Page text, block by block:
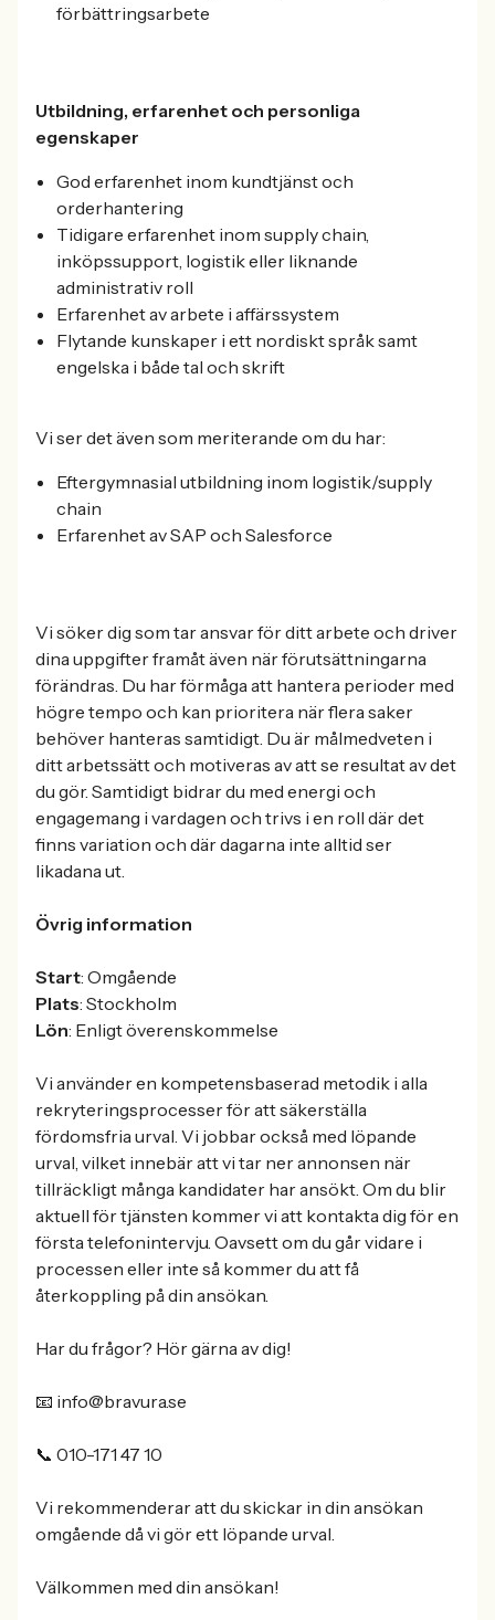
förbättringsarbete
Utbildning, erfarenhet och personliga
egenskaper
God erfarenhet inom kundtjänst och
orderhantering
Tidigare erfarenhet inom supply chain,
inköpssupport, logistik eller liknande
administrativ roll
Erfarenhet av arbete i affärssystem
Flytande kunskaper i ett nordiskt språk samt
engelska i både tal och skrift
Vi ser det även som meriterande om du har:
Eftergymnasial utbildning inom logistik/supply
chain
Erfarenhet av SAP och Salesforce
Vi söker dig som tar ansvar för ditt arbete och driver
dina uppgifter framåt även när förutsättningarna
förändras. Du har förmåga att hantera perioder med
högre tempo och kan prioritera när flera saker
behöver hanteras samtidigt. Du är målmedveten i
ditt arbetssätt och motiveras av att se resultat av det
du gör. Samtidigt bidrar du med energi och
engagemang i vardagen och trivs i en roll där det
finns variation och där dagarna inte alltid ser
likadana ut.
Övrig information
Start: Omgående
Plats: Stockholm
Lön: Enligt överenskommelse
Vi använder en kompetensbaserad metodik i alla
rekryteringsprocesser för att säkerställa
fördomsfria urval. Vi jobbar också med löpande
urval, vilket innebär att vi tar ner annonsen när
tillräckligt många kandidater har ansökt. Om du blir
aktuell för tjänsten kommer vi att kontakta dig för en
första telefonintervju. Oavsett om du går vidare i
processen eller inte så kommer du att få
återkoppling på din ansökan.
Har du frågor? Hör gärna av dig!
📧 info@bravura.se
📞 010-171 47 10
Vi rekommenderar att du skickar in din ansökan
omgående då vi gör ett löpande urval.
Välkommen med din ansökan!